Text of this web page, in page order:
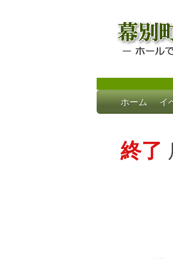
幕別
ホールで行わ
Skip
to
ホーム イ
終了